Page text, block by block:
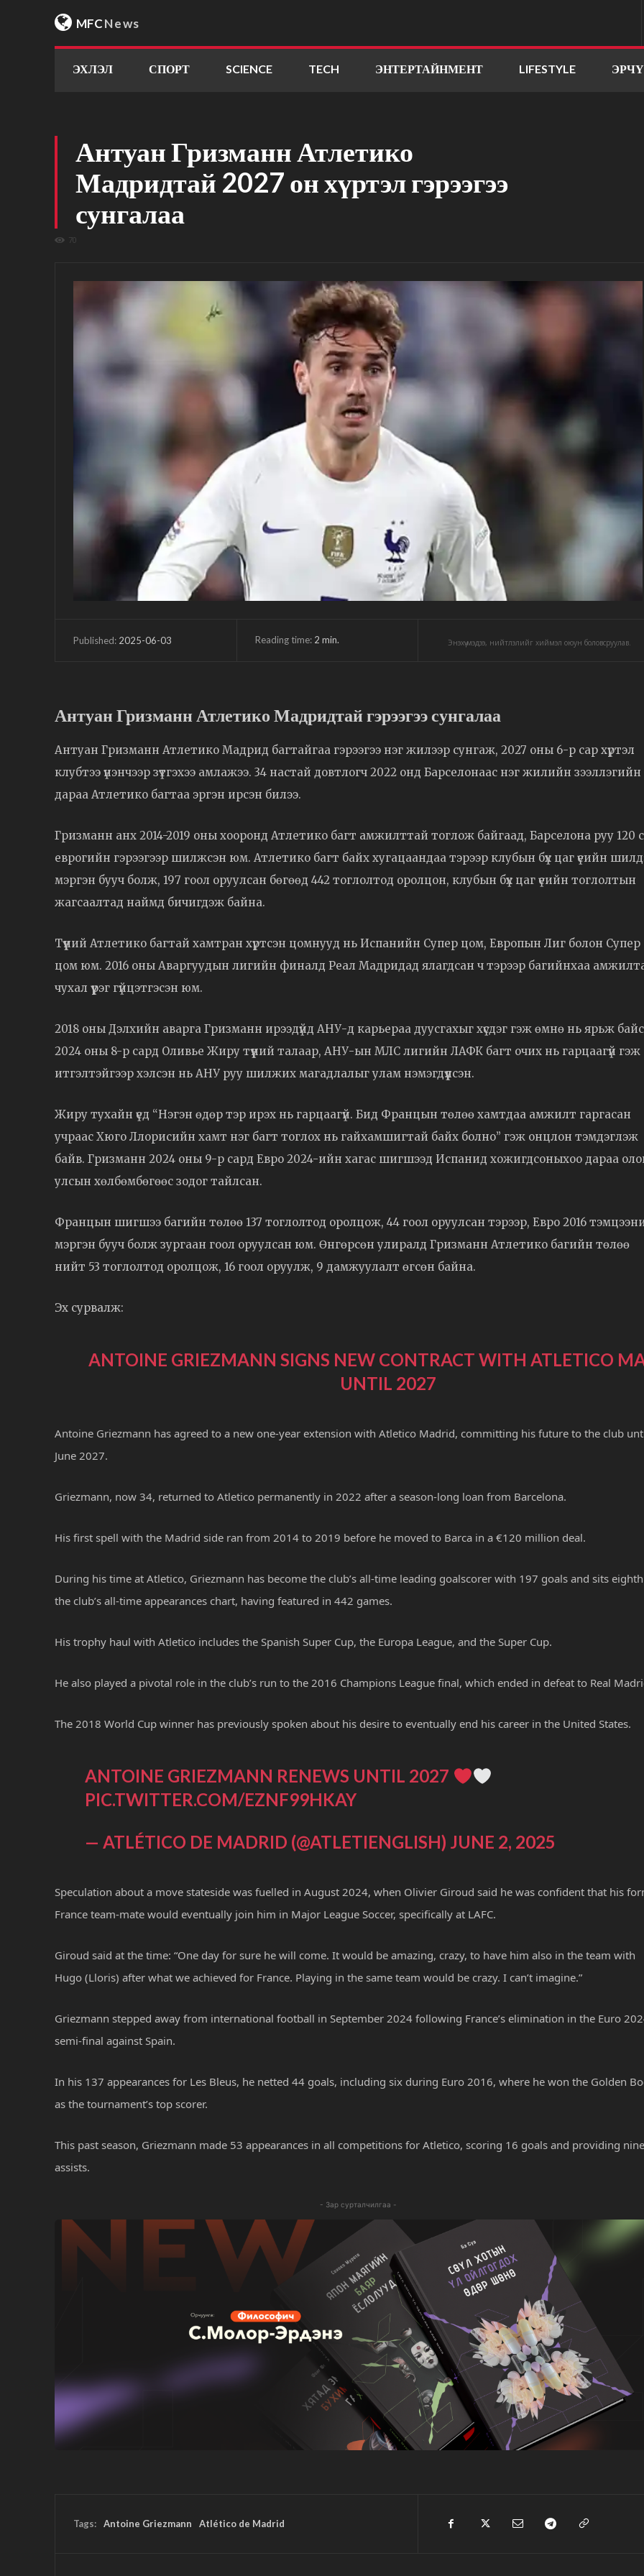
MFCNews
ЭХЛЭЛ СПОРТ SCIENCE TECH ЭНТЕРТАЙНМЕНТ LIFESTYLE
Антуан Гризманн Атлетико
Мадридтай 2027 он хүртэл гэрээгээ
сунгалаа
70
Published: 2025-06-03 Reading time: 2 min. Энэхүү мэдээ, нийтлэлийг хиймэл оюун боловсруулав.
Антуан Гризманн Атлетико Мадридтай гэрээгээ сунгалаа
Антуан Гризманн Атлетико Мадрид багтайгаа гэрээгээ нэг жилээр сунгаж, 2027 оны 6-р сар хүртэл
клубтээ үнэнчээр зүтгэхээ амлажээ. 34 настай довтлогч 2022 онд Барселонаас нэг жилийн зээллэгийн
дараа Атлетико багтаа эргэн ирсэн билээ.
Гризманн анх 2014-2019 оны хооронд Атлетико багт амжилттай тоглож байгаад, Барселона руу 120
еврогийн гэрээгээр шилжсэн юм. Атлетико багт байх хугацаандаа тэрээр клубын бүх цаг үеийн
мэргэн бууч болж, 197 гоол оруулсан бөгөөд 442 тоглолтод оролцон, клубын бүх цаг үеийн тоглолтын
жагсаалтад наймд бичигдэж байна.
Түүний Атлетико багтай хамтран хүртсэн цомнууд нь Испанийн Супер цом, Европын Лиг болон Супер
цом юм. 2016 оны Аваргуудын лигийн финалд Реал Мадридад ялагдсан ч тэрээр багийнхаа
чухал үүрэг гүйцэтгэсэн юм.
2018 оны Дэлхийн аварга Гризманн ирээдүйд АНУ-д карьераа дуусгахыг хүсдэг гэж өмнө нь ярьж
2024 оны 8-р сард Оливье Жиру түүний талаар, АНУ-ын МЛС лигийн ЛАФК багт очих нь гарцаагүй гэж
итгэлтэйгээр хэлсэн нь АНУ руу шилжих магадлалыг улам нэмэгдүүлсэн.
Жиру тухайн үед “Нэгэн өдөр тэр ирэх нь гарцаагүй. Бид Францын төлөө хамтдаа амжилт гаргасан
учраас Хюго Ллорисийн хамт нэг багт тоглох нь гайхамшигтай байх болно” гэж онцлон тэмдэглэж
байв. Гризманн 2024 оны 9-р сард Евро 2024-ийн хагас шигшээд Испанид хожигдсоныхоо дараа
улсын хөлбөмбөгөөс зодог тайлсан.
Францын шигшээ багийн төлөө 137 тоглолтод оролцож, 44 гоол оруулсан тэрээр, Евро 2016
мэргэн бууч болж зургаан гоол оруулсан юм. Өнгөрсөн улиралд Гризманн Атлетико багийн төлөө
нийт 53 тоглолтод оролцож, 16 гоол оруулж, 9 дамжуулалт өгсөн байна.
Эх сурвалж:
ANTOINE GRIEZMANN SIGNS NEW CONTRACT WITH ATLETICO
UNTIL 2027
Antoine Griezmann has agreed to a new one-year extension with Atletico Madrid, committing his future to the club
June 2027.
Griezmann, now 34, returned to Atletico permanently in 2022 after a season-long loan from Barcelona.
His first spell with the Madrid side ran from 2014 to 2019 before he moved to Barca in a €120 million deal.
During his time at Atletico, Griezmann has become the club’s all-time leading goalscorer with 197 goals and sits
the club’s all-time appearances chart, having featured in 442 games.
His trophy haul with Atletico includes the Spanish Super Cup, the Europa League, and the Super Cup.
He also played a pivotal role in the club’s run to the 2016 Champions League final, which ended in defeat to Real
The 2018 World Cup winner has previously spoken about his desire to eventually end his career in the United States.
ANTOINE GRIEZMANN RENEWS UNTIL 2027
PIC.TWITTER.COM/EZNF99HKAY
— ATLÉTICO DE MADRID (@ATLETIENGLISH) JUNE 2, 2025
Speculation about a move stateside was fuelled in August 2024, when Olivier Giroud said he was confident that his
France team-mate would eventually join him in Major League Soccer, specifically at LAFC.
Giroud said at the time: “One day for sure he will come. It would be amazing, crazy, to have him also in the team with
Hugo (Lloris) after what we achieved for France. Playing in the same team would be crazy. I can’t imagine.”
Griezmann stepped away from international football in September 2024 following France’s elimination in the Euro
semi-final against Spain.
In his 137 appearances for Les Bleus, he netted 44 goals, including six during Euro 2016, where he won the Golden
as the tournament’s top scorer.
This past season, Griezmann made 53 appearances in all competitions for Atletico, scoring 16 goals and providing nine
assists.
- Зар сурталчилгаа -
Tags: Antoine Griezmann Atlético de Madrid